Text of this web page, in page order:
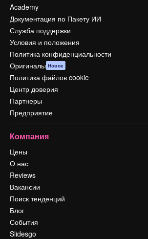
Academy
Документация по Пакету ИИ
Служба поддержки
Условия и положения
Политика конфиденциальности
Оригиналы Новое
Политика файлов cookie
Центр доверия
Партнеры
Предприятие
Компания
Цены
О нас
Reviews
Вакансии
Поиск тенденций
Блог
События
Slidesgo